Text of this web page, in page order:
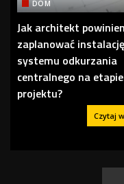
DOM
Jak architekt powinien
zaplanować instalację
systemu odkurzania
centralnego na etapie
projektu?
Czytaj